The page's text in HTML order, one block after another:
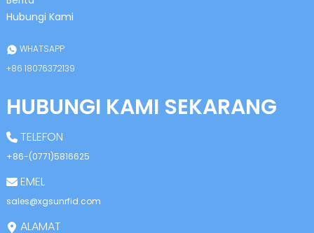
Hubungi Kami
WHATSAPP
+86 18076372139
HUBUNGI KAMI SEKARANG
TELEFON
+86-(0771)5816625
EMEL
sales@xgsunrfid.com
ALAMAT